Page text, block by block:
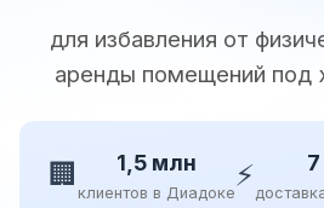
для избавления от
аренды помещений под
🏢 1,5 млн
клиентов в Диадоке⚡